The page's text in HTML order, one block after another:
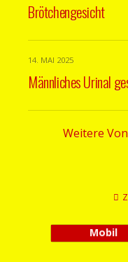
Brötchengesicht
14. MAI 2025
Männliches Urinal
Weitere
Mobil